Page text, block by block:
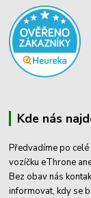
Kde nás
Předvadíme po
vozíčku eThrone
Bez obav nás
informovat, kdy se